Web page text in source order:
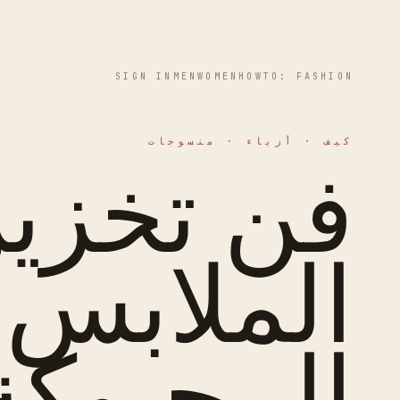
HOWTO: FASHION
WOMEN
MEN
SIGN IN
كيف · أزياء · منسوجات
فن
الملابس